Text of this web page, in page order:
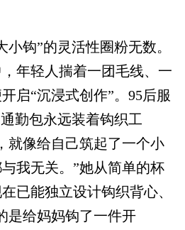
钩”的灵活性圈粉无数。
年轻人揣着一团毛线、一
启“沉浸式创作”。95后服
勤包永远装着钩织工
就像给自己筑起了一个小
我无关。”她从简单的杯
已能独立设计钩织背心、
是给妈妈钩了一件开